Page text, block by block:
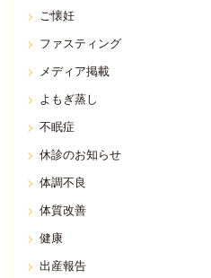
ご懐妊
ファスティング
メディア掲載
よもぎ蒸し
不眠症
休診のお知らせ
体調不良
体質改善
健康
出産報告